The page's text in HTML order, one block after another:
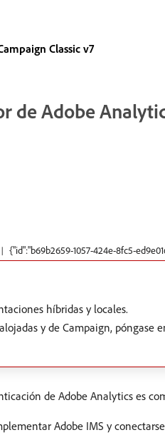
Classic v7
de Adobe
{"id":"b69b2659-1057-424e-8fc5-
híbridas y locales.
y de Campaign, póngase
de Adobe Analytics es
Adobe IMS y